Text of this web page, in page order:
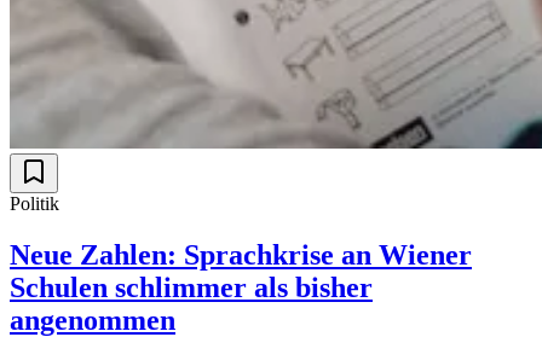
Politik
Neue Zahlen: Sprachkrise an Wiener
Schulen schlimmer als bisher
angenommen